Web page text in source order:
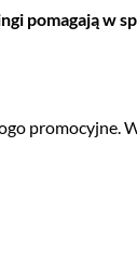
pomagają w
promocyjne.